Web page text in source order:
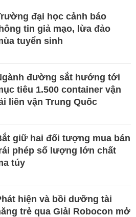
đại học cảnh báo
tin giả mạo, lừa đảo
tuyển sinh
đường sắt hướng tới
tiêu 1.500 container vận
liên vận Trung Quốc
giữ hai đối tượng mua bán
phép số lượng lớn chất
túy
hiện và bồi dưỡng tài
trẻ qua Giải Robocon mở